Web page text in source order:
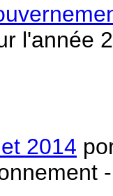
l'année
2014